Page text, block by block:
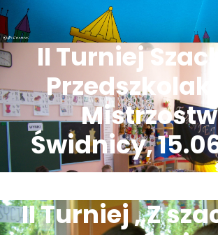
II Turniej
Świdnicy,
II Turniej „Z